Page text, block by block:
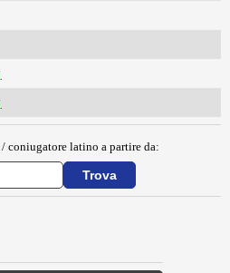
coniugatore latino a partire da: